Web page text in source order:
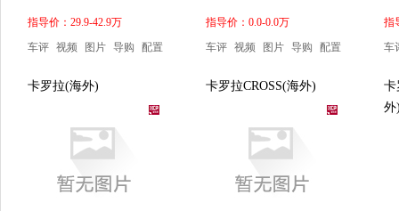
指导价：29.9-42.9万
车评 视频 图片 导购 配置
指导价：0.0-0.0万
车评 视频 图片 导购 配置
指
车
卡罗拉(海外) 卡罗拉CROSS(海外)
卡
外